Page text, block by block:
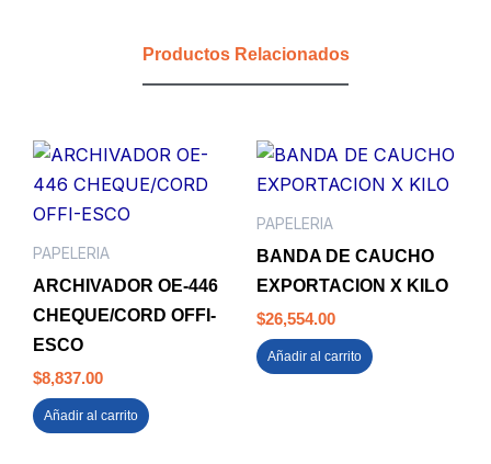
Productos Relacionados
PAPELERIA
ARCHIVADOR OE-446
CHEQUE/CORD OFFI-
ESCO
$8,837.00
Añadir al carrito
PAPELERIA
BANDA DE CAUCHO
EXPORTACION X KILO
$26,554.00
Añadir al carrito